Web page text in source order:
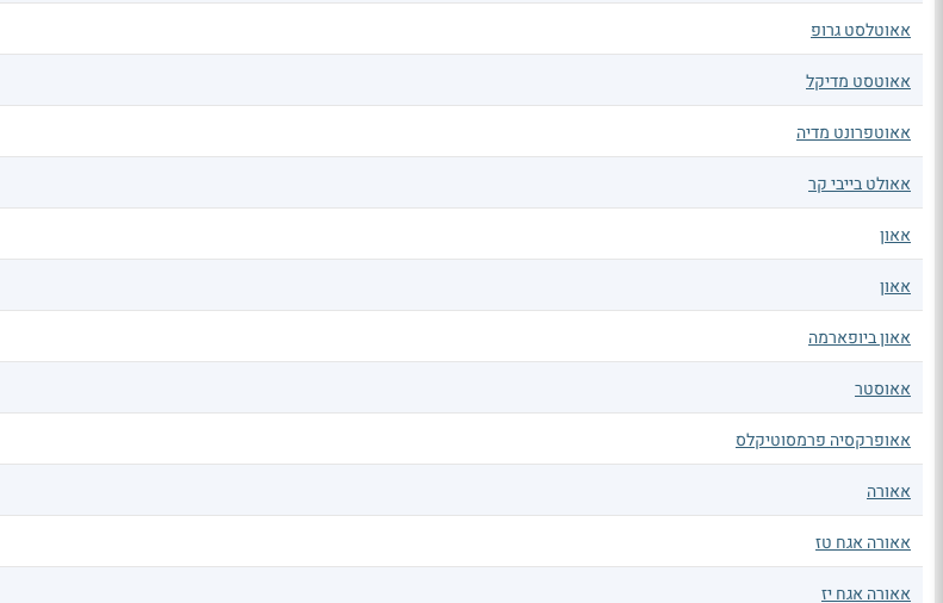
אאוטלסט גרופ
אאוטסט מדיקל
אאוטפרונט מדיה
אאולט בייבי קר
אאון
אאון
אאון ביופארמה
אאוסטר
אאופרקסיה פרמסוטיקלס
אאורה
אאורה אגח טז
אאורה אגח יז